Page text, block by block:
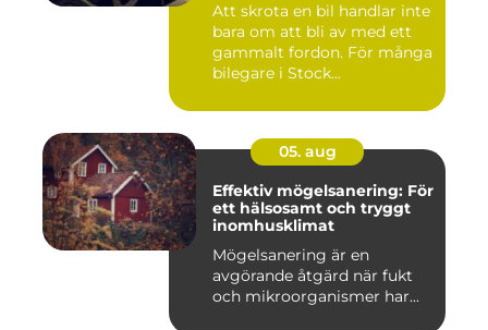
Att skrota en bil handlar inte
bara om att bli av med ett
gammalt fordon. För många
bilegare i Stock...
05. aug
Effektiv mögelsanering: För
ett hälsosamt och tryggt
inomhusklimat
Mögelsanering är en
avgörande åtgärd när fukt
och mikroorganismer har...